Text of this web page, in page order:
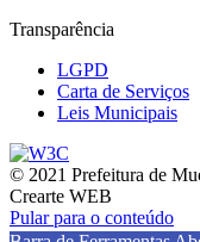
Transparência
LGPD
Carta de Serviços
Leis Municipais
© 2021 Prefeitura de
Crearte WEB
Pular para o conteúdo